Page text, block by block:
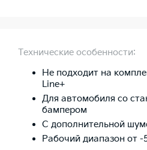
Технические особенности:
Не подходит на
Line+
Для автомобиля со
бампером
С дополнительной
Рабочий диапазон от -